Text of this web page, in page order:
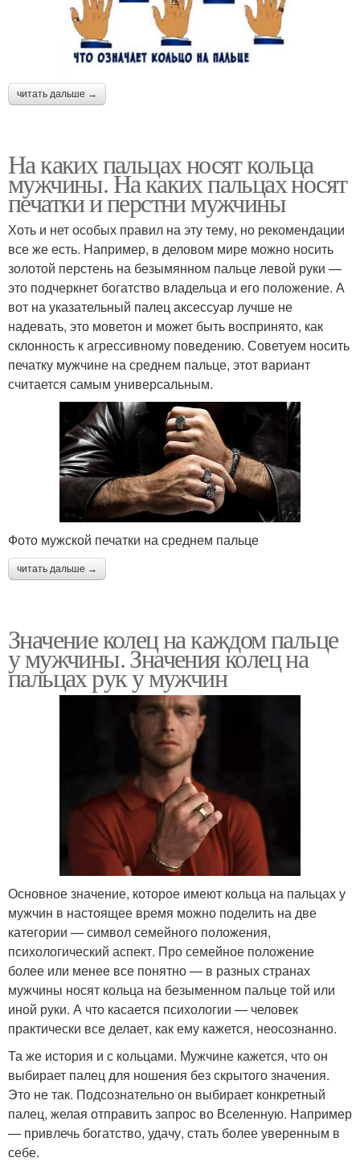
читать дальше →
На каких пальцах носят кольца
мужчины. На каких пальцах носят
печатки и перстни мужчины
Хоть и нет особых правил на эту тему, но рекомендации
все же есть. Например, в деловом мире можно носить
золотой перстень на безымянном пальце левой руки —
это подчеркнет богатство владельца и его положение. А
вот на указательный палец аксессуар лучше не
надевать, это моветон и может быть воспринято, как
склонность к агрессивному поведению. Советуем носить
печатку мужчине на среднем пальце, этот вариант
считается самым универсальным.
Фото мужской печатки на среднем пальце
читать дальше →
Значение колец на каждом пальце
у мужчины. Значения колец на
пальцах рук у мужчин
Основное значение, которое имеют кольца на пальцах у
мужчин в настоящее время можно поделить на две
категории — символ семейного положения,
психологический аспект. Про семейное положение
более или менее все понятно — в разных странах
мужчины носят кольца на безыменном пальце той или
иной руки. А что касается психологии — человек
практически все делает, как ему кажется, неосознанно.
Та же история и с кольцами. Мужчине кажется, что он
выбирает палец для ношения без скрытого значения.
Это не так. Подсознательно он выбирает конкретный
палец, желая отправить запрос во Вселенную. Например
— привлечь богатство, удачу, стать более уверенным в
себе.